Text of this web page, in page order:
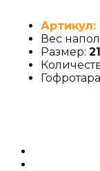
Артикул:
Вес
Размер: